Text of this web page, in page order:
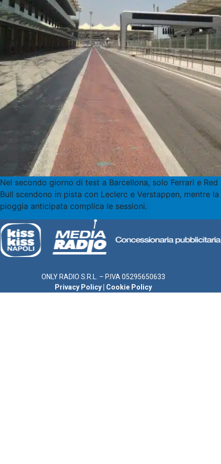
Nel secondo giorno di test a Barcellona, solo Ferrari e Red
Bull scendono in pista con Leclerc e Verstappen, mentre la
pioggia anticipata complica le sessioni.
ONLY RADIO S.R.L. – P.IVA 05295650633
Privacy Policy
Cookie Policy